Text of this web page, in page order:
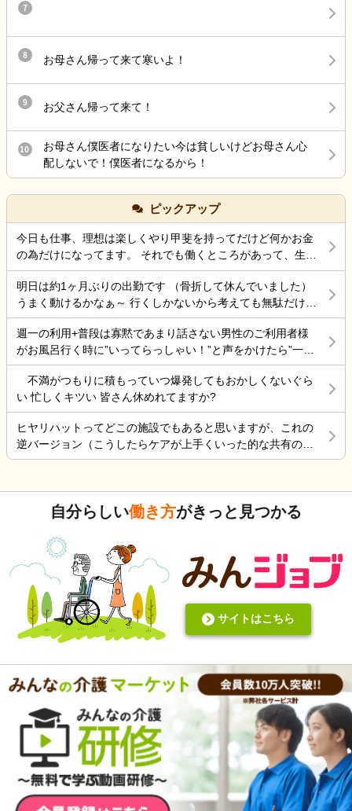
7
8 お母さん帰って来て寒いよ！
9 お父さん帰って来て！
10
お母さん僕医者になりたい今は貧しいけどお母さん心
配しないで！僕医者になるから！
ピックアップ
今日も仕事、理想は楽しくやり甲斐を持ってだけど何かお金
の為だけになってます。 それでも働くところがあって、生き
ていけているのでましなのでしょうね。 一番辛いのは、お金
がなく職探ししている時だったので今日も頑張ろうと思う。
それにしても古株は、好き勝手だから楽しそうです。私も古
株の時は、そんなに仕事行くのが辛くなく毎日そこそこ楽し
くやっていました。 転職は後悔はしていませんが、誰もが上
手くいかないのは確かですね。 そんなつぶやきです、では仕
明日は約1ヶ月ぶりの出勤です （骨折して休んでいました）
うまく動けるかなぁ～ 行くしかないから考えても無駄だけど
不安！
週一の利用+普段は寡黙であまり話さない男性のご利用者様
がお風呂行く時に”いってらっしゃい！”と声をかけたら”一緒
に行く？！？”と返してくれた。 そういう想像を上回るよう
なことがあるからこの仕事って楽しいんだよな。 まだ入って
4ヶ月弱しか経ってないけど。
不満がつもりに積もっていつ爆発してもおかしくないぐら
い 忙しくキツい 皆さん休めれてますか?
ヒヤリハットってどこの施設でもあると思いますが、これの
逆バージョン（こうしたらケアが上手くいった的な共有の書
式）ってないですよね。あったらいいケアを共有できると思
遂記録ばかりって、すごくネガティブだと個人的に思いま
す。また、介護の世界って「できて当たり前」的な思考が強
し。うつ病の人じゃないんだから、できないことばかり言っ
たらストレスたまりませんか。
自分らしい働き方がきっと見つかる
サイトはこちら